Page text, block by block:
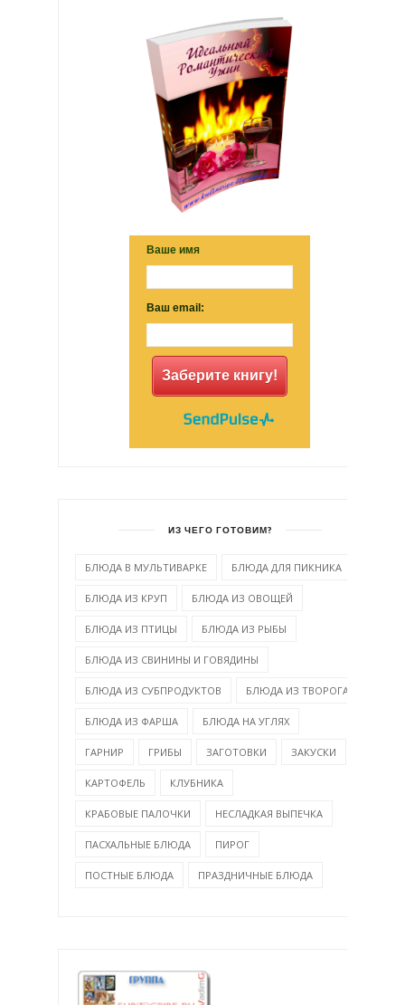
Ваше имя
Ваш email:
Заберите книгу!
ИЗ ЧЕГО ГОТОВИМ?
БЛЮДА В МУЛЬТИВАРКЕ БЛЮДА ДЛЯ ПИКНИКА
БЛЮДА ИЗ КРУП БЛЮДА ИЗ ОВОЩЕЙ
БЛЮДА ИЗ ПТИЦЫ БЛЮДА ИЗ РЫБЫ
БЛЮДА ИЗ СВИНИНЫ И ГОВЯДИНЫ
БЛЮДА ИЗ СУБПРОДУКТОВ БЛЮДА ИЗ ТВОРОГА
БЛЮДА ИЗ ФАРША БЛЮДА НА УГЛЯХ
ГАРНИР ГРИБЫ ЗАГОТОВКИ ЗАКУСКИ
КАРТОФЕЛЬ КЛУБНИКА
КРАБОВЫЕ ПАЛОЧКИ НЕСЛАДКАЯ ВЫПЕЧКА
ПАСХАЛЬНЫЕ БЛЮДА ПИРОГ
ПОСТНЫЕ БЛЮДА ПРАЗДНИЧНЫЕ БЛЮДА